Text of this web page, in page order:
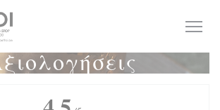
"Μπισκότων" (Cookies)